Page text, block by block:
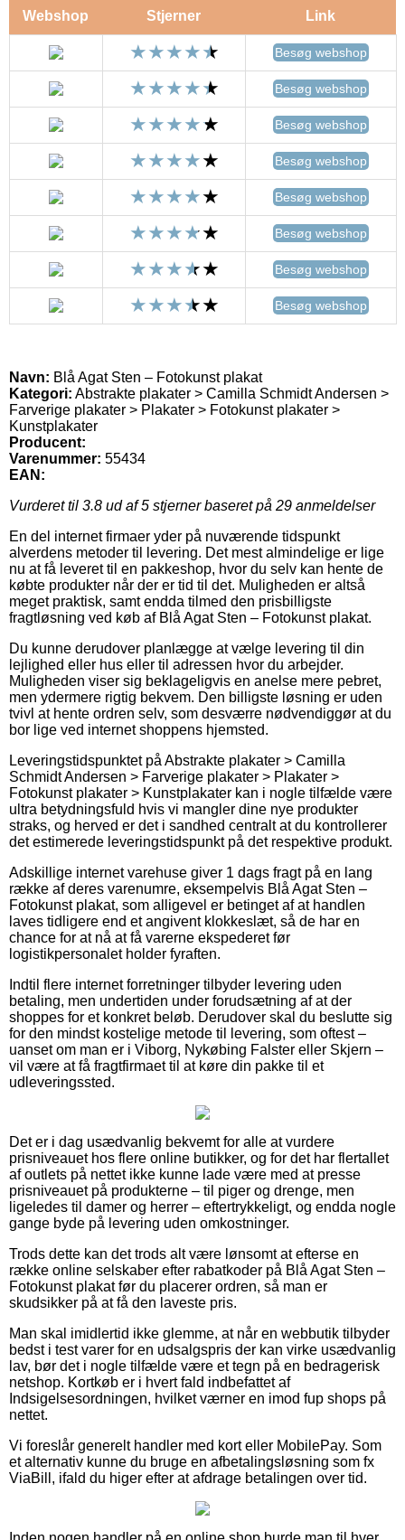
Webshop Stjerner Link
Besøg webshop
Besøg webshop
Besøg webshop
Besøg webshop
Besøg webshop
Besøg webshop
Besøg webshop
Besøg webshop
Navn: Blå Agat Sten – Fotokunst plakat
Kategori: Abstrakte plakater > Camilla Schmidt Andersen >
Farverige plakater > Plakater > Fotokunst plakater >
Kunstplakater
Producent:
Varenummer: 55434
EAN:
Vurderet til 3.8 ud af 5 stjerner baseret på 29 anmeldelser
En del internet firmaer yder på nuværende tidspunkt
alverdens metoder til levering. Det mest almindelige er lige
nu at få leveret til en pakkeshop, hvor du selv kan hente de
købte produkter når der er tid til det. Muligheden er altså
meget praktisk, samt endda tilmed den prisbilligste
fragtløsning ved køb af Blå Agat Sten – Fotokunst plakat.
Du kunne derudover planlægge at vælge levering til din
lejlighed eller hus eller til adressen hvor du arbejder.
Muligheden viser sig beklageligvis en anelse mere pebret,
men ydermere rigtig bekvem. Den billigste løsning er uden
tvivl at hente ordren selv, som desværre nødvendiggør at du
bor lige ved internet shoppens hjemsted.
Leveringstidspunktet på Abstrakte plakater > Camilla
Schmidt Andersen > Farverige plakater > Plakater >
Fotokunst plakater > Kunstplakater kan i nogle tilfælde være
ultra betydningsfuld hvis vi mangler dine nye produkter
straks, og herved er det i sandhed centralt at du kontrollerer
det estimerede leveringstidspunkt på det respektive produkt.
Adskillige internet varehuse giver 1 dags fragt på en lang
række af deres varenumre, eksempelvis Blå Agat Sten –
Fotokunst plakat, som alligevel er betinget af at handlen
laves tidligere end et angivent klokkeslæt, så de har en
chance for at nå at få varerne ekspederet før
logistikpersonalet holder fyraften.
Indtil flere internet forretninger tilbyder levering uden
betaling, men undertiden under forudsætning af at der
shoppes for et konkret beløb. Derudover skal du beslutte sig
for den mindst kostelige metode til levering, som oftest –
uanset om man er i Viborg, Nykøbing Falster eller Skjern –
vil være at få fragtfirmaet til at køre din pakke til et
udleveringssted.
Det er i dag usædvanlig bekvemt for alle at vurdere
prisniveauet hos flere online butikker, og for det har flertallet
af outlets på nettet ikke kunne lade være med at presse
prisniveauet på produkterne – til piger og drenge, men
ligeledes til damer og herrer – eftertrykkeligt, og endda nogle
gange byde på levering uden omkostninger.
Trods dette kan det trods alt være lønsomt at efterse en
række online selskaber efter rabatkoder på Blå Agat Sten –
Fotokunst plakat før du placerer ordren, så man er
skudsikker på at få den laveste pris.
Man skal imidlertid ikke glemme, at når en webbutik tilbyder
bedst i test varer for en udsalgspris der kan virke usædvanlig
lav, bør det i nogle tilfælde være et tegn på en bedragerisk
netshop. Kortkøb er i hvert fald indbefattet af
Indsigelsesordningen, hvilket værner en imod fup shops på
nettet.
Vi foreslår generelt handler med kort eller MobilePay. Som
et alternativ kunne du bruge en afbetalingsløsning som fx
ViaBill, ifald du higer efter at afdrage betalingen over tid.